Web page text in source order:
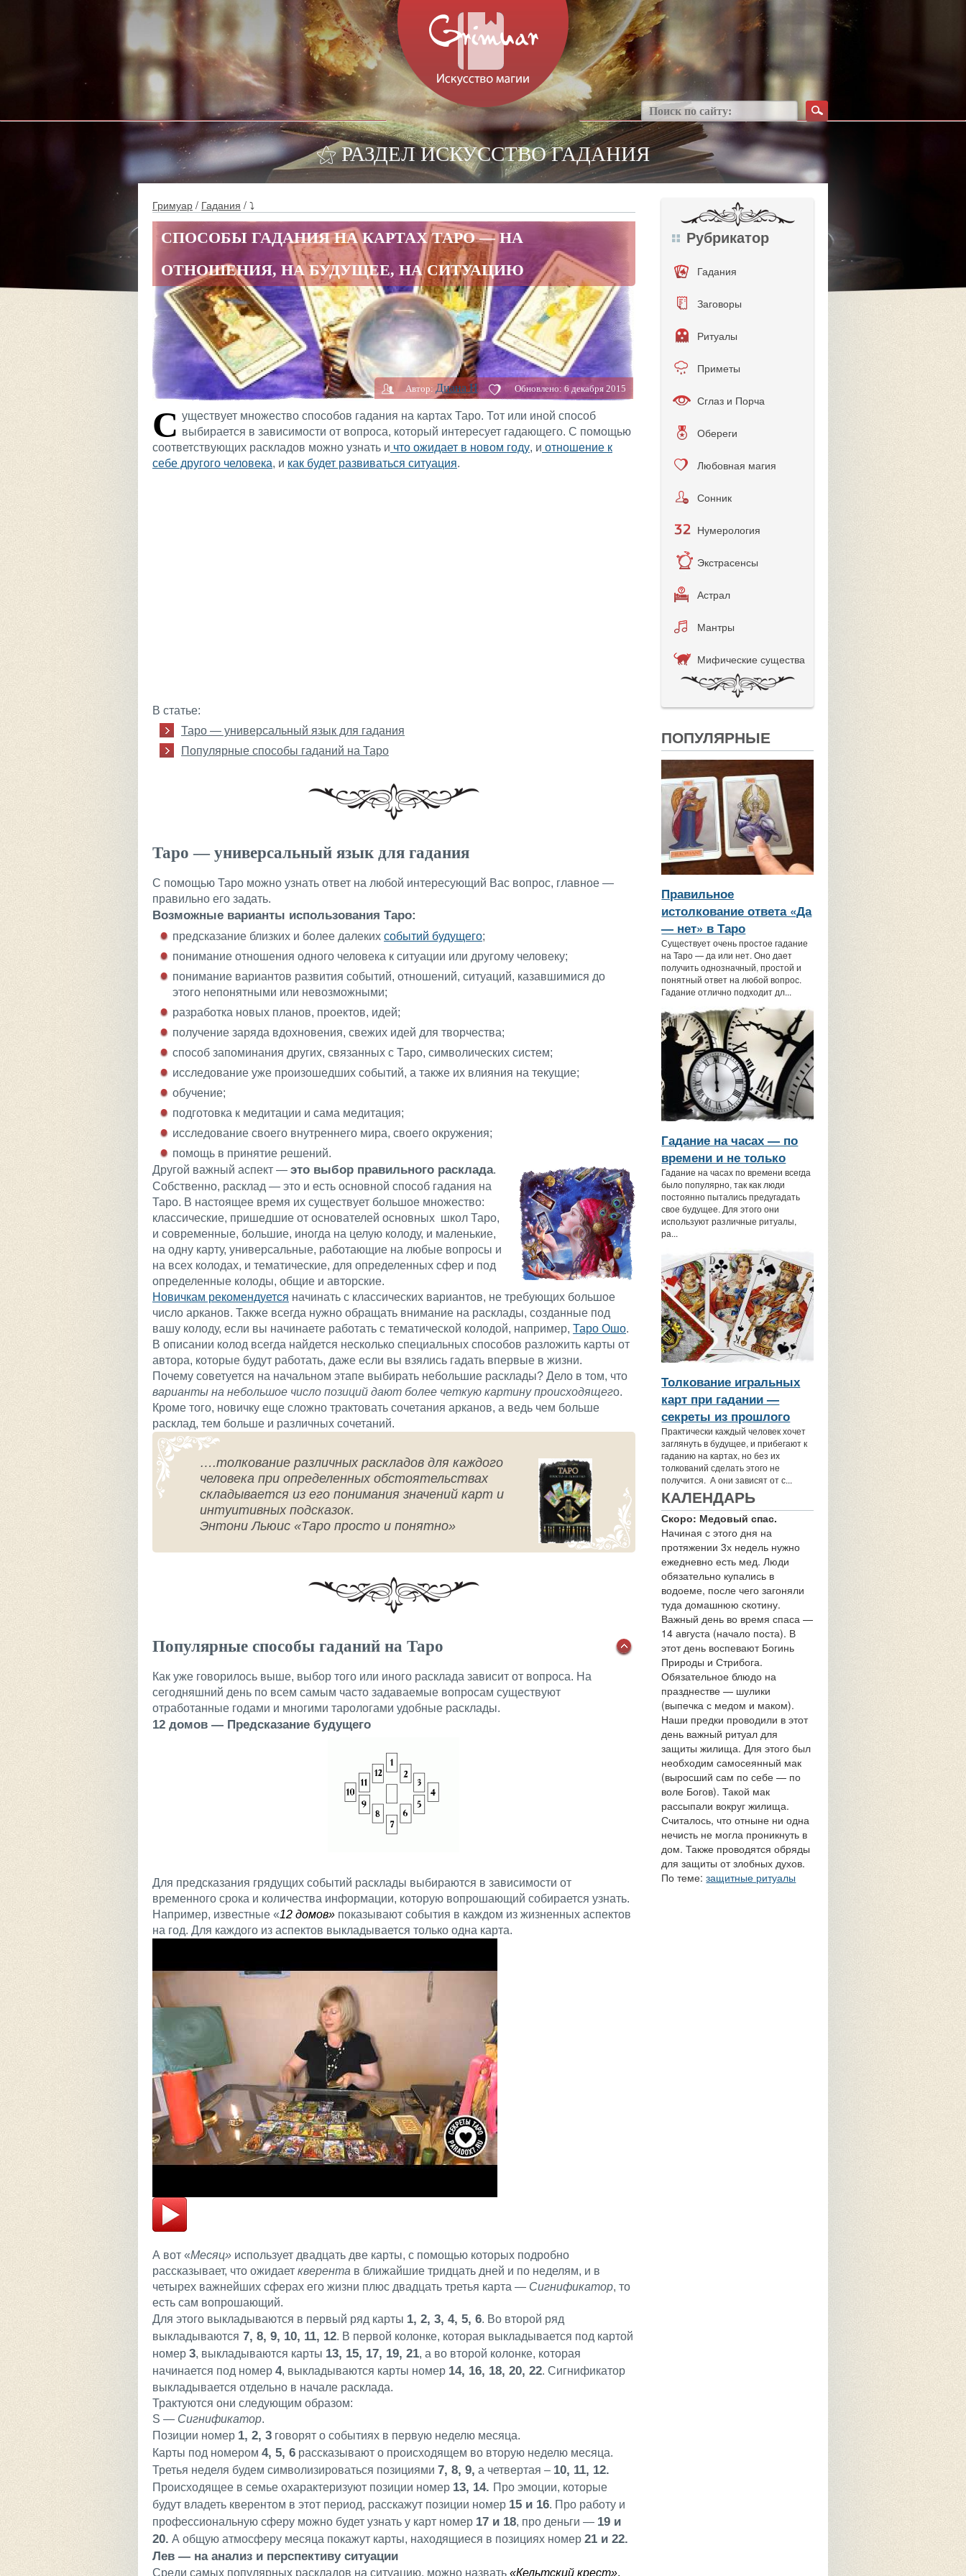
⚝ РАЗДЕЛ ИСКУССТВО ГАДАНИЯ
Гримуар / Гадания / ⤵
СПОСОБЫ ГАДАНИЯ НА КАРТАХ ТАРО — НА
ОТНОШЕНИЯ, НА БУДУЩЕЕ, НА СИТУАЦИЮ
Автор: Диана H Обновлено: 6 декабря 2015
С уществует множество способов гадания на картах Таро. Тот или иной способ
выбирается в зависимости от вопроса, который интересует гадающего. С помощью
соответствующих раскладов можно узнать и что ожидает в новом году, и отношение к
себе другого человека, и как будет развиваться ситуация.
В статье:
Таро — универсальный язык для гадания
Популярные способы гаданий на Таро
Таро — универсальный язык для гадания
С помощью Таро можно узнать ответ на любой интересующий Вас вопрос, главное —
правильно его задать.
Возможные варианты использования Таро:
предсказание близких и более далеких событий будущего;
понимание отношения одного человека к ситуации или другому человеку;
понимание вариантов развития событий, отношений, ситуаций, казавшимися до
этого непонятными или невозможными;
разработка новых планов, проектов, идей;
получение заряда вдохновения, свежих идей для творчества;
способ запоминания других, связанных с Таро, символических систем;
исследование уже произошедших событий, а также их влияния на текущие;
обучение;
подготовка к медитации и сама медитация;
исследование своего внутреннего мира, своего окружения;
помощь в принятие решений.
Другой важный аспект — это выбор правильного расклада.
Собственно, расклад — это и есть основной способ гадания на
Таро. В настоящее время их существует большое множество:
классические, пришедшие от основателей основных школ Таро,
и современные, большие, иногда на целую колоду, и маленькие,
на одну карту, универсальные, работающие на любые вопросы и
на всех колодах, и тематические, для определенных сфер и под
определенные колоды, общие и авторские.
Новичкам рекомендуется начинать с классических вариантов, не требующих большое
число арканов. Также всегда нужно обращать внимание на расклады, созданные под
вашу колоду, если вы начинаете работать с тематической колодой, например, Таро Ошо.
В описании колод всегда найдется несколько специальных способов разложить карты от
автора, которые будут работать, даже если вы взялись гадать впервые в жизни.
Почему советуется на начальном этапе выбирать небольшие расклады? Дело в том, что
варианты на небольшое число позиций дают более четкую картину происходящего.
Кроме того, новичку еще сложно трактовать сочетания арканов, а ведь чем больше
расклад, тем больше и различных сочетаний.
….толкование различных раскладов для каждого
человека при определенных обстоятельствах
складывается из его понимания значений карт и
интуитивных подсказок.
Энтони Льюис «Таро просто и понятно»
Популярные способы гаданий на Таро
Как уже говорилось выше, выбор того или иного расклада зависит от вопроса. На
сегодняшний день по всем самым часто задаваемые вопросам существуют
отработанные годами и многими тарологами удобные расклады.
12 домов — Предсказание будущего
Для предсказания грядущих событий расклады выбираются в зависимости от
временного срока и количества информации, которую вопрошающий собирается узнать.
Например, известные «12 домов» показывают события в каждом из жизненных аспектов
на год. Для каждого из аспектов выкладывается только одна карта.
А вот «Месяц» использует двадцать две карты, с помощью которых подробно
рассказывает, что ожидает кверента в ближайшие тридцать дней и по неделям, и в
четырех важнейших сферах его жизни плюс двадцать третья карта — Сигнификатор, то
есть сам вопрошающий.
Для этого выкладываются в первый ряд карты 1, 2, 3, 4, 5, 6. Во второй ряд
выкладываются 7, 8, 9, 10, 11, 12. В первой колонке, которая выкладывается под картой
номер 3, выкладываются карты 13, 15, 17, 19, 21, а во второй колонке, которая
начинается под номер 4, выкладываются карты номер 14, 16, 18, 20, 22. Сигнификатор
выкладывается отдельно в начале расклада.
Трактуются они следующим образом:
S — Сигнификатор.
Позиции номер 1, 2, 3 говорят о событиях в первую неделю месяца.
Карты под номером 4, 5, 6 рассказывают о происходящем во вторую неделю месяца.
Третья неделя будем символизироваться позициями 7, 8, 9, а четвертая – 10, 11, 12.
Происходящее в семье охарактеризуют позиции номер 13, 14. Про эмоции, которые
будут владеть кверентом в этот период, расскажут позиции номер 15 и 16. Про работу и
профессиональную сферу можно будет узнать у карт номер 17 и 18, про деньги — 19 и
20. А общую атмосферу месяца покажут карты, находящиеся в позициях номер 21 и 22.
Лев — на анализ и перспективу ситуации
Среди самых популярных раскладов на ситуацию, можно назвать «Кельтский крест».
Рубрикатор
Гадания
Заговоры
Ритуалы
Приметы
Сглаз и Порча
Обереги
Любовная магия
Сонник
Нумерология
Экстрасенсы
Астрал
Мантры
Мифические существа
ПОПУЛЯРНЫЕ
Правильное
истолкование ответа «Да
— нет» в Таро
Существует очень простое гадание
на Таро — да или нет. Оно дает
получить однозначный, простой и
понятный ответ на любой вопрос.
Гадание отлично подходит дл...
Гадание на часах — по
времени и не только
Гадание на часах по времени всегда
было популярно, так как люди
постоянно пытались предугадать
свое будущее. Для этого они
используют различные ритуалы,
ра...
Толкование игральных
карт при гадании —
секреты из прошлого
Практически каждый человек хочет
заглянуть в будущее, и прибегают к
гаданию на картах, но без их
толкований сделать этого не
получится. А они зависят от с...
КАЛЕНДАРЬ
Скоро: Медовый спас.
Начиная с этого дня на
протяжении 3х недель нужно
ежедневно есть мед. Люди
обязательно купались в
водоеме, после чего загоняли
туда домашнюю скотину.
Важный день во время спаса —
14 августа (начало поста). В
этот день воспевают Богинь
Природы и Стрибога.
Обязательное блюдо на
празднестве — шулики
(выпечка с медом и маком).
Наши предки проводили в этот
день важный ритуал для
защиты жилища. Для этого был
необходим самосеянный мак
(выросший сам по себе — по
воле Богов). Такой мак
рассыпали вокруг жилища.
Считалось, что отныне ни одна
нечисть не могла проникнуть в
дом. Также проводятся обряды
для защиты от злобных духов.
По теме:защитные ритуалы